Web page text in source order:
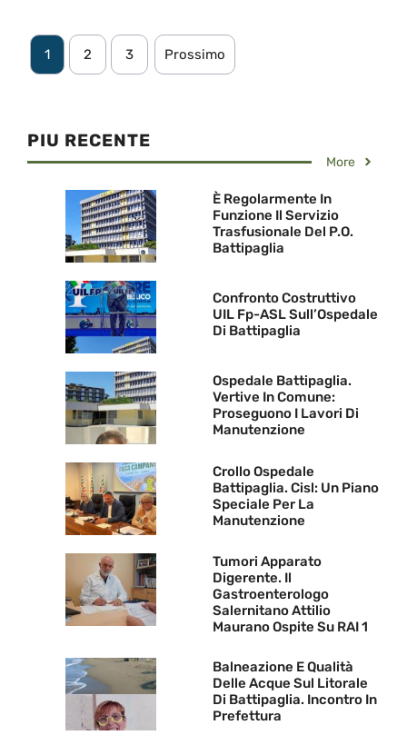
1 2 3 Prossimo
PIU RECENTE
More
È Regolarmente In
Funzione Il Servizio
Trasfusionale Del P.O.
Battipaglia
Confronto Costruttivo
UIL Fp-ASL Sull’Ospedale
Di Battipaglia
Ospedale Battipaglia.
Vertive In Comune:
Proseguono I Lavori Di
Manutenzione
Crollo Ospedale
Battipaglia. Cisl: Un Piano
Speciale Per La
Manutenzione
Tumori Apparato
Digerente. Il
Gastroenterologo
Salernitano Attilio
Maurano Ospite Su RAI 1
Balneazione E Qualità
Delle Acque Sul Litorale
Di Battipaglia. Incontro In
Prefettura